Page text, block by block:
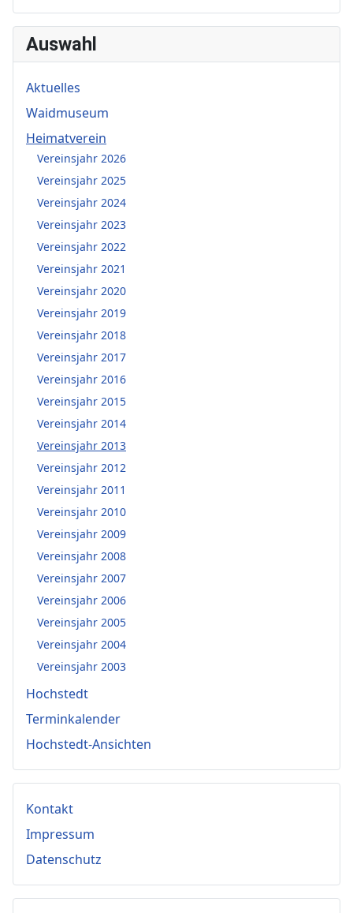
Auswahl
Aktuelles
Waidmuseum
Heimatverein
Vereinsjahr 2026
Vereinsjahr 2025
Vereinsjahr 2024
Vereinsjahr 2023
Vereinsjahr 2022
Vereinsjahr 2021
Vereinsjahr 2020
Vereinsjahr 2019
Vereinsjahr 2018
Vereinsjahr 2017
Vereinsjahr 2016
Vereinsjahr 2015
Vereinsjahr 2014
Vereinsjahr 2013
Vereinsjahr 2012
Vereinsjahr 2011
Vereinsjahr 2010
Vereinsjahr 2009
Vereinsjahr 2008
Vereinsjahr 2007
Vereinsjahr 2006
Vereinsjahr 2005
Vereinsjahr 2004
Vereinsjahr 2003
Hochstedt
Terminkalender
Hochstedt-Ansichten
Kontakt
Impressum
Datenschutz